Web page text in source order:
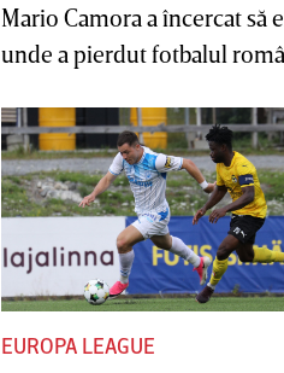
Mario Camora a încercat să
unde a pierdut fotbalul
EUROPA LEAGUE